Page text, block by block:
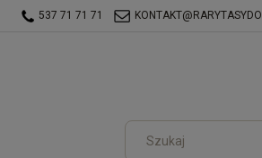
537 71 71 71